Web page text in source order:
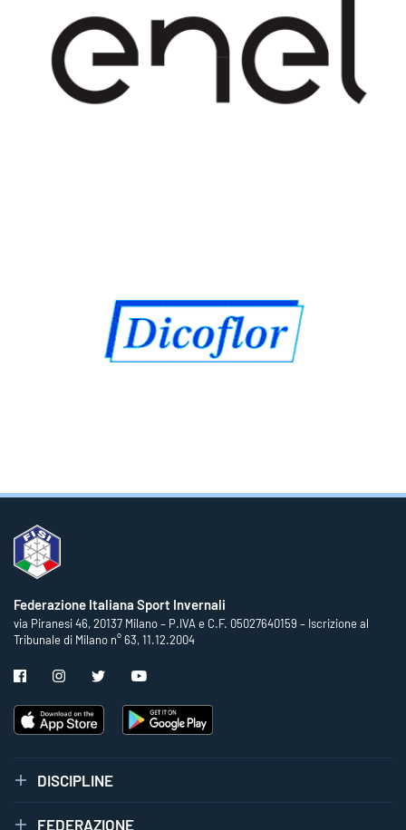
Federazione Italiana Sport Invernali
via Piranesi 46, 20137 Milano – P.IVA e C.F. 05027640159 – Iscrizione al
Tribunale di Milano n° 63, 11.12.2004
DISCIPLINE
FEDERAZIONE